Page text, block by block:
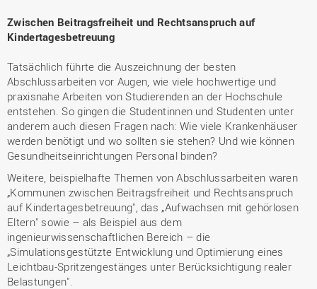
Zwischen Beitragsfreiheit und Rechtsanspruch auf
Kindertagesbetreuung
Tatsächlich führte die Auszeichnung der besten
Abschlussarbeiten vor Augen, wie viele hochwertige und
praxisnahe Arbeiten von Studierenden an der Hochschule
entstehen. So gingen die Studentinnen und Studenten unter
anderem auch diesen Fragen nach: Wie viele Krankenhäuser
werden benötigt und wo sollten sie stehen? Und wie können
Gesundheitseinrichtungen Personal binden?
Weitere, beispielhafte Themen von Abschlussarbeiten waren
„Kommunen zwischen Beitragsfreiheit und Rechtsanspruch
auf Kindertagesbetreuung", das „Aufwachsen mit gehörlosen
Eltern" sowie – als Beispiel aus dem
ingenieurwissenschaftlichen Bereich – die
„Simulationsgestützte Entwicklung und Optimierung eines
Leichtbau-Spritzengestänges unter Berücksichtigung realer
Belastungen".